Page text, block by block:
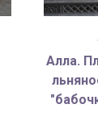
Алла.